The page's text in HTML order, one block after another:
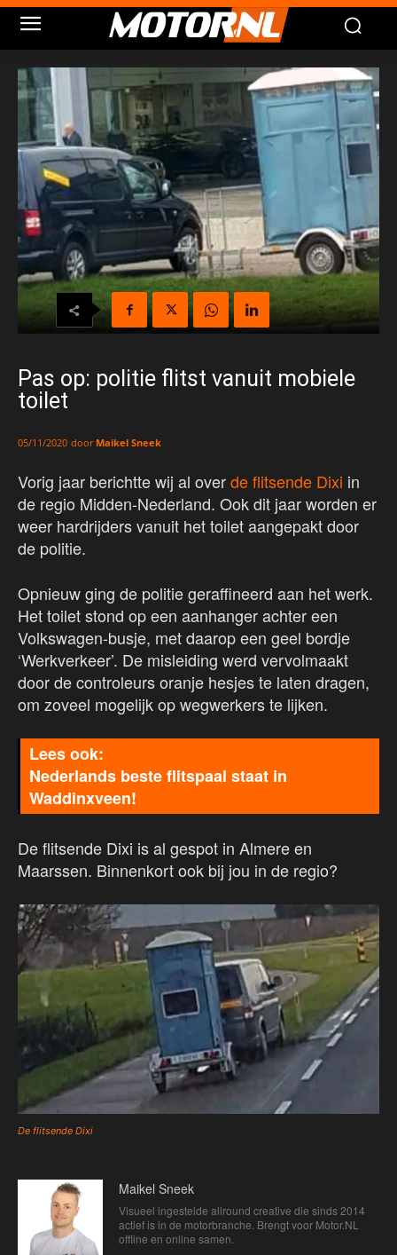
Pas op: politie flitst vanuit mobiele
toilet
05/11/2020 door Maikel Sneek
Vorig jaar berichtte wij al overde flitsende Dixi in
de regio Midden-Nederland. Ook dit jaar worden er
weer hardrijders vanuit het toilet aangepakt door
de politie.
Opnieuw ging de politie geraffineerd aan het werk.
Het toilet stond op een aanhanger achter een
Volkswagen-busje, met daarop een geel bordje
‘Werkverkeer’. De misleiding werd vervolmaakt
door de controleurs oranje hesjes te laten dragen,
om zoveel mogelijk op wegwerkers te lijken.
Nederlands beste flitspaal staat in
Waddinxveen!
De flitsende Dixi is al gespot in Almere en
Maarssen. Binnenkort ook bij jou in de regio?
De flitsende Dixi
Maikel Sneek
Visueel ingestelde allround creative die sinds 2014
actief is in de motorbranche. Brengt voor Motor.NL
offline en online samen.